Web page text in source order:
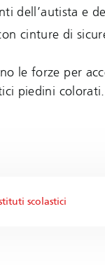
dell’autista e
cinture di
le forze per
piedini colorati.
scolastici